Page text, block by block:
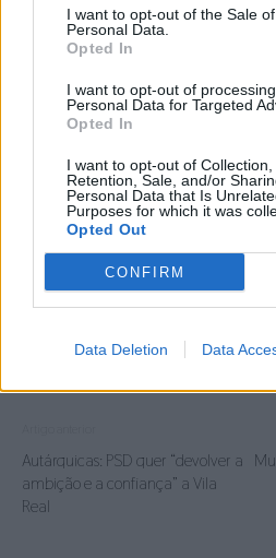
I want to opt-out of the Sale
Personal Data.
Opted In
I want to opt-out of
Personal Data for Targeted
Opted In
I want to opt-out of Collection,
Retention, Sale, and/or
Personal Data that Is
Purposes for which it was
Opted Out
CONFIRM
Data Deletion Data
graúdos. No final, o júri
concurso principal,
também as criações infantis
originalidade.
O dia terminou com um
puderam provar as
longo do festival, num
espírito comunitário e
tradições locais.
Autárquicas: PSD quer “devolver a
ambição e a confiança” a Vila
Real